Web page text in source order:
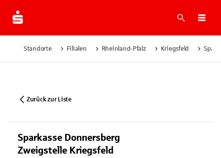
Suche
Standorte Filialen Rheinland-Pfalz Kriegsfeld
Zurück zur Liste
Sparkasse Donnersberg
Zweigstelle Kriegsfeld